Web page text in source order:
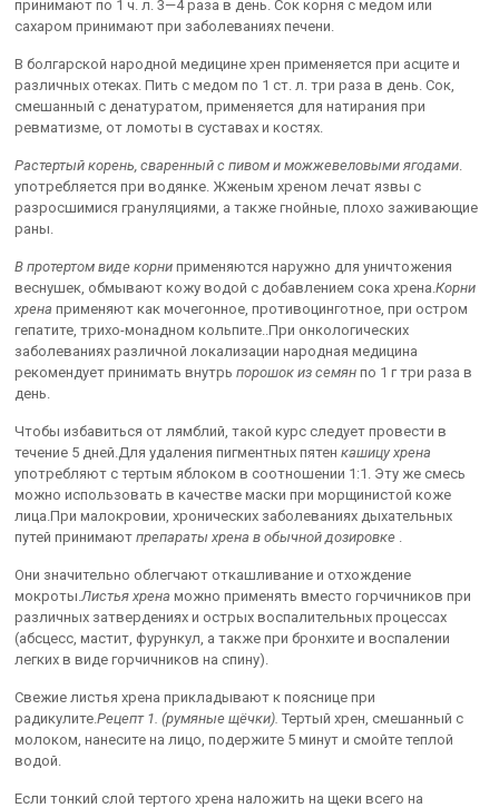
принимают по 1 ч. л. 3—4 раза в день. Сок корня с медом или
сахаром принимают при заболеваниях печени.
В болгарской народной медицине хрен применяется при асците и
различных отеках. Пить с медом по 1 ст. л. три раза в день. Сок,
смешанный с денатуратом, применяется для натирания при
ревматизме, от ломоты в суставах и костях.
Растертый корень, сваренный с пивом и можжевеловыми ягодами
употребляется при водянке. Жженым хреном лечат язвы с
разросшимися грануляциями, а также гнойные, плохо заживающие
раны.
В протертом виде корни применяются наружно для уничтожения
веснушек, обмывают кожу водой с добавлением сока хрена.Корни
хрена применяют как мочегонное, противоцинготное, при остром
гепатите, трихо-монадном кольпите..При онкологических
заболеваниях различной локализации народная медицина
рекомендует принимать внутрьпорошок из семян по 1 г три раза в
день.
Чтобы избавиться от лямблий, такой курс следует провести в
течение 5 дней.Для удаления пигментных пятенкашицу хрена
употребляют с тертым яблоком в соотношении 1:1. Эту же смесь
можно использовать в качестве маски при морщинистой коже
лица.При малокровии, хронических заболеваниях дыхательных
путей принимаютпрепараты хрена в обычной дозировке
Они значительно облегчают откашливание и отхождение
мокроты. Листья хрена можно применять вместо горчичников при
различных затвердениях и острых воспалительных процессах
(абсцесс, мастит, фурункул, а также при бронхите и воспалении
легких в виде горчичников на спину).
Свежие листья хрена прикладывают к пояснице при
радикулите.Рецепт 1. (румяные щёчки). Тертый хрен, смешанный с
молоком, нанесите на лицо, подержите 5 минут и смойте теплой
водой.
Если тонкий слой тертого хрена наложить на щеки всего на